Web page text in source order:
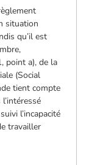
situation
qu’il est
point a), de la
(Social
tient compte
l’incapacité
travailler